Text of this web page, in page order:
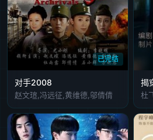
已完结
对手2008
赵文瑄,冯远征,黄维德,邬倩倩
揭
杜